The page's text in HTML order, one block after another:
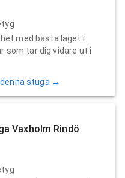
med bästa läget i
som tar dig vidare ut i
stuga →
Vaxholm Rindö